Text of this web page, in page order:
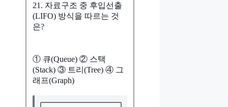
21. 자료구조 중 후입선출
(LIFO) 방식을 따르는 것
은?
① 큐(Queue) ② 스택
(Stack) ③ 트리(Tree) ④ 그
래프(Graph)